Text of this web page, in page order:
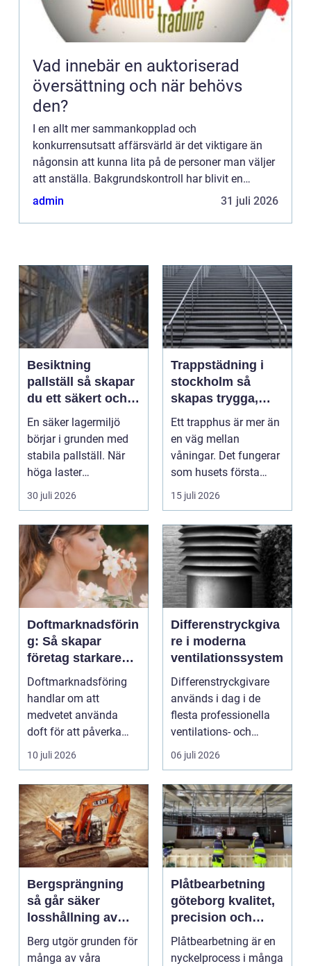
Vad innebär en auktoriserad
översättning och när behövs
den?
I en allt mer sammankopplad och
konkurrensutsatt affärsvärld är det viktigare än
någonsin att kunna lita på de personer man väljer
att anställa. Bakgrundskontroll har blivit en
grundläggande del i rekryteringsprocessen för
admin 31 juli 2026
Besiktning
pallställ så skapar
du ett säkert och
effektivt lager
En säker lagermiljö
börjar i grunden med
stabila pallställ. När
höga laster
kombineras med
trucktraf...
30 juli 2026
Trappstädning i
stockholm så
skapas trygga,
rena och hållbara
trapphus
Ett trapphus är mer än
en väg mellan
våningar. Det fungerar
som husets första
intryck, mötesplats
oc...
15 juli 2026
Doftmarknadsförin
g: Så skapar
företag starkare
kundupplevelser
Doftmarknadsföring
handlar om att
medvetet använda
doft för att påverka
kä...
10 juli 2026
Differenstryckgiva
re i moderna
ventilationssystem
Differenstryckgivare
används i dag i de
flesta professionella
ventilations- och
klimatanlä...
06 juli 2026
Bergsprängning
så går säker
losshållning av
berg till i praktiken
Berg utgör grunden för
många av våra
Plåtbearbetning
göteborg kvalitet,
precision och
smarta lösningar
Plåtbearbetning är en
nyckelprocess i många